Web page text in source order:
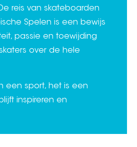
reis van skateboarden
Spelen is een bewijs
passie en toewijding
over de hele
een sport, het is een
inspireren en